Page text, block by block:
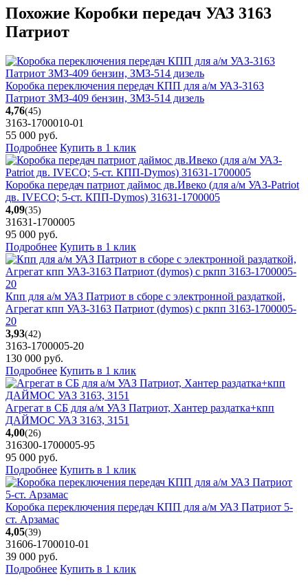
Похожие Коробки передач УАЗ 3163
Патриот
Коробка переключения передач КПП для а/м УАЗ-3163
Патриот ЗМЗ-409 бензин, ЗМЗ-514 дизель
4,76(45)
3163-1700010-01
55 000 руб.
Подробнее Купить в 1 клик
Коробка передач патриот даймос дв.Ивеко (для а/м УАЗ-Patriot
дв. IVECO; 5-ст. КПП-Dymos) 31631-1700005
4,09(35)
31631-1700005
95 000 руб.
Подробнее Купить в 1 клик
Кпп для а/м УАЗ Патриот в сборе с электронной раздаткой,
Агрегат кпп УАЗ-3163 Патриот (dymos) с ркпп 3163-1700005-
20
3,93(42)
3163-1700005-20
130 000 руб.
Подробнее Купить в 1 клик
Агрегат в СБ для а/м УАЗ Патриот, Хантер раздатка+кпп
ДАЙМОС УАЗ 3163, 3151
4,00(26)
316300-1700005-95
95 000 руб.
Подробнее Купить в 1 клик
Коробка переключения передач КПП для а/м УАЗ Патриот 5-
ст. Арзамас
4,05(39)
31606-1700010-01
39 000 руб.
Подробнее Купить в 1 клик